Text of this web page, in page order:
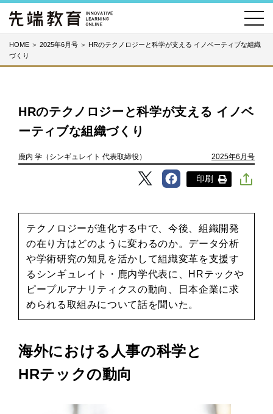
HOME ＞ 2025年6月号 ＞ HRのテクノロジーと科学が支える イノベーティブな組織
づくり
HRのテクノロジーと科学が支える イノベ
ーティブな組織づくり
鹿内 学（シンギュレイト 代表取締役） 2025年6月号
印刷
テクノロジーが進化する中で、今後、組織開発
の在り方はどのように変わるのか。データ分析
や学術研究の知見を活かして組織変革を支援す
るシンギュレイト・鹿内学代表に、HRテックや
ピープルアナリティクスの動向、日本企業に求
められる取組みについて話を聞いた。
海外における人事の科学と
HRテックの動向